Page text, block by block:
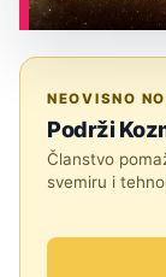
NEOVISNO
Podrži
Članstvo
svemiru i